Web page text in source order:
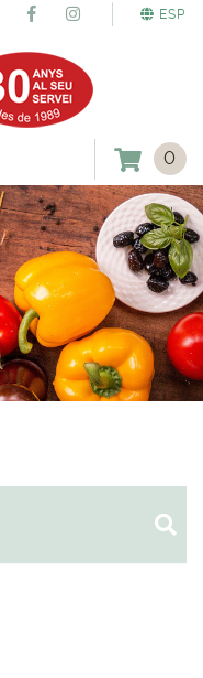
ESP
0